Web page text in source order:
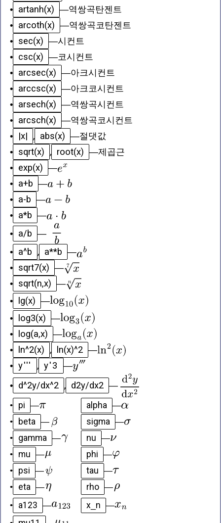
•
artanh(x) —역쌍곡탄젠트
•
arcoth(x) —역쌍곡코탄젠트
•
sec(x) —시컨트
•
csc(x) —코시컨트
•
arcsec(x) —아크시컨트
•
arccsc(x) —아크코시컨트
•
arsech(x) —역쌍곡시컨트
•
arcsch(x) —역쌍곡코시컨트
•
|x| , abs(x) —절댓값
•
sqrt(x) , root(x) —제곱근
•
exp(x) —
•
a+b —
•
a-b —
•
a*b —
•
a/b —
•
a^b , a**b —
•
sqrt7(x) —
•
sqrt(n,x) —
•
lg(x) —
•
log3(x) —
•
log(a,x) —
•
ln^2(x) , ln(x)^2 —
• y''' , y'3
—
•
d^2y/dx^2 , d2y/dx2 —
• pi — alpha
—
•
beta — sigma
—
•
gamma — nu
—
•
mu — phi
—
•
psi — tau
—
•
eta — rho
—
•
a123 — x_n
—